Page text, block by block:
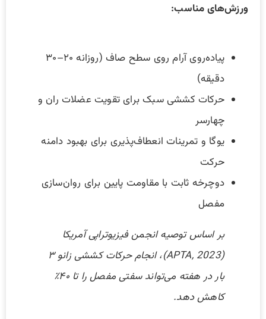
ورزش‌های مناسب:
پیاده‌روی آرام روی سطح صاف (روزانه ۲۰–۳۰
دقیقه)
حرکات کششی سبک برای تقویت عضلات ران و
چهارسر
یوگا و تمرینات انعطاف‌پذیری برای بهبود دامنه
حرکت
دوچرخه ثابت با مقاومت پایین برای روان‌سازی
مفصل
بر اساس توصیه انجمن فیزیوتراپی آمریکا
(APTA, 2023)، انجام حرکات کششی زانو ۳
بار در هفته می‌تواند سفتی مفصل را تا ۴۰٪
کاهش دهد.